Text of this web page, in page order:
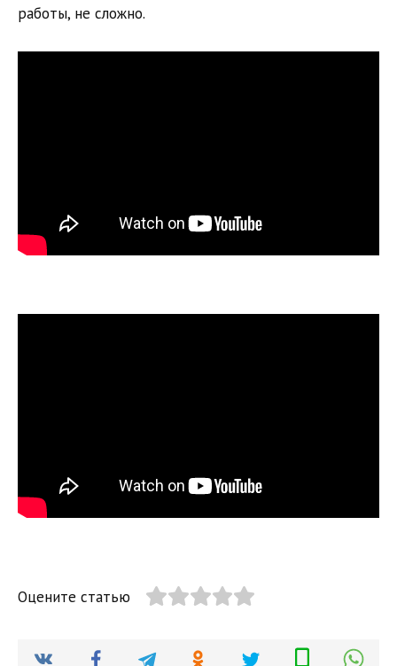
работы, не сложно.
Оцените статью